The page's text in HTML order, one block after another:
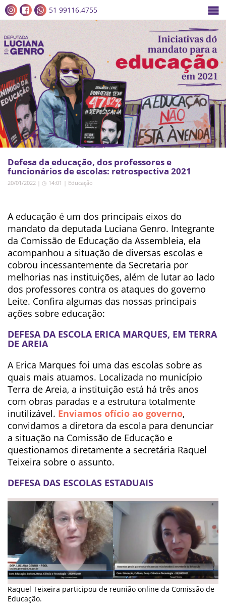
51 99116.4755
Defesa da educação, dos professores e
funcionários de escolas: retrospectiva 2021
20/01/2022 | ◷ 14:01 | Educação
A educação é um dos principais eixos do
mandato da deputada Luciana Genro. Integrante
da Comissão de Educação da Assembleia, ela
acompanhou a situação de diversas escolas e
cobrou incessantemente da Secretaria por
melhorias nas instituições, além de lutar ao lado
dos professores contra os ataques do governo
Leite. Confira algumas das nossas principais
ações sobre educação:
DEFESA DA ESCOLA ERICA MARQUES, EM TERRA
DE AREIA
A Erica Marques foi uma das escolas sobre as
quais mais atuamos. Localizada no município
Terra de Areia, a instituição está há três anos
com obras paradas e a estrutura totalmente
inutilizável. Enviamos ofício ao governo,
convidamos a diretora da escola para denunciar
a situação na Comissão de Educação e
questionamos diretamente a secretária Raquel
Teixeira sobre o assunto.
DEFESA DAS ESCOLAS ESTADUAIS
Raquel Teixeira participou de reunião online da Comissão de
Educação.